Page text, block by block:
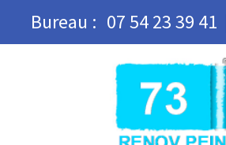
Bureau : 07 54 23 39 41